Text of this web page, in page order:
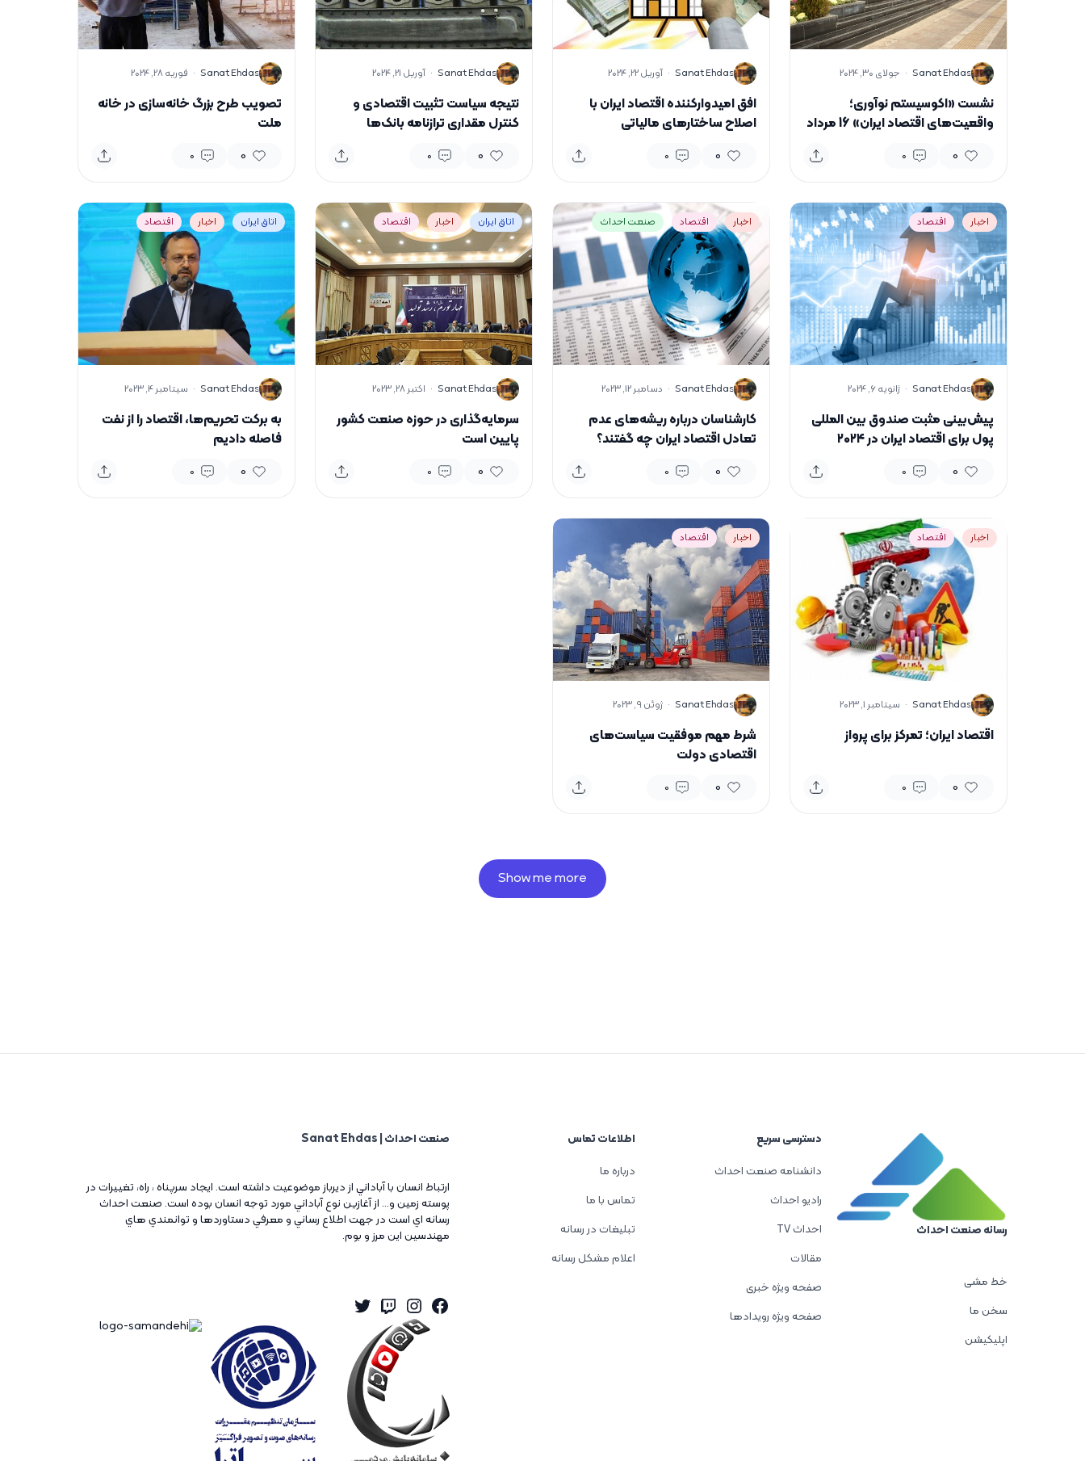
S
Sanat Ehdas
· جولای 30, 2024
نشست «اکوسیستم نوآوری؛
واقعیت‌های اقتصاد ایران» 16 مرداد
0
0
S
Sanat Ehdas
· آوریل 22, 2024
افق امیدوارکننده اقتصاد ایران با
اصلاح ساختارهای مالیاتی
0
0
S
Sanat Ehdas
· آوریل 21, 2024
نتیجه سیاست تثبیت اقتصادی و
کنترل مقداری ترازنامه بانک‌ها
0
0
S
Sanat Ehdas
· فوریه 28, 2024
تصویب طرح بزرگ خانه‌سازی در خانه
ملت
0
0
اخبار اقتصاد
S
Sanat Ehdas
· ژانویه 6, 2024
پیش‌بینی مثبت صندوق بین المللی
پول برای اقتصاد ایران در ۲۰۲۴
0
0
اخبار اقتصاد صنعت احداث
S
Sanat Ehdas
· دسامبر 12, 2023
کارشناسان درباره ریشه‌های عدم
تعادل‌ اقتصاد ایران چه گفتند؟
0
0
اتاق ایران اخبار اقتصاد
S
Sanat Ehdas
· اکتبر 28, 2023
سرمایه‌گذاری در حوزه صنعت کشور
پایین است
0
0
اتاق ایران اخبار اقتصاد
S
Sanat Ehdas
· سپتامبر 4, 2023
به برکت تحریم‌ها، اقتصاد را از نفت
فاصله دادیم
0
0
اخبار اقتصاد
S
Sanat Ehdas
· سپتامبر 1, 2023
اقتصاد ایران؛ تمرکز برای پرواز
0
0
اخبار اقتصاد
S
Sanat Ehdas
· ژوئن 9, 2023
شرط مهم موفقیت سیاست‌های
اقتصادی دولت
0
0
Show me more
رسانه صنعت احداث
خط مشی
سخن ما
اپلیکیشن
دسترسی سریع
دانشنامه صنعت احداث
رادیو احداث
احداث TV
مقالات
صفحه ویژه خبری
صفحه ویژه رویدادها
اطلاعات تماس
درباره ما
تماس با ما
تبلیغات در رسانه
اعلام مشکل رسانه
صنعت احداث | Sanat Ehdas
ارتباط انسان با آباداني از ديرباز موضوعيت داشته است. ايجاد سرپناه ، راه، تغييرات در
پوسته زمين و... از آغازين نوع آباداني مورد توجه انسان بوده است. صنعت احداث
رسانه اي است در جهت اطلاع رساني و معرفي دستاوردها و توانمندي هاي
مهندسين اين مرز و بوم.
Facebook
Instagram
Twitch
Twitter